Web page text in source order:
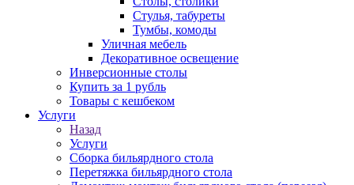
Стулья, табуреты
Тумбы, комоды
Уличная мебель
Декоративное освещение
Инверсионные столы
Купить за 1 рубль
Товары с кешбеком
Услуги
Назад
Услуги
Сборка бильярдного стола
Перетяжка бильярдного стола